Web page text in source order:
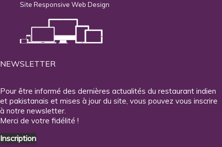
Site Responsive Web Design
NEWSLETTER
Pour être informé des dernières actualités du restaurant indien
et pakistanais et mises à jour du site, vous pouvez vous inscrire
à notre newsletter.
Merci de votre fidélité !
Inscription